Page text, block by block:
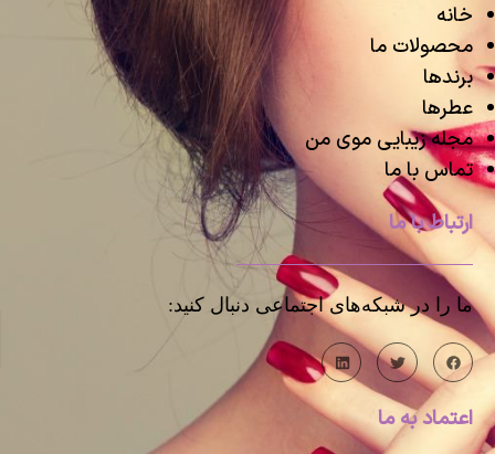
خانه
محصولات ما
برندها
عطرها
مجله زیبایی موی من
تماس با ما
ارتباط با ما
ما را در شبکه‌های اجتماعی دنبال کنید:
اعتماد به ما